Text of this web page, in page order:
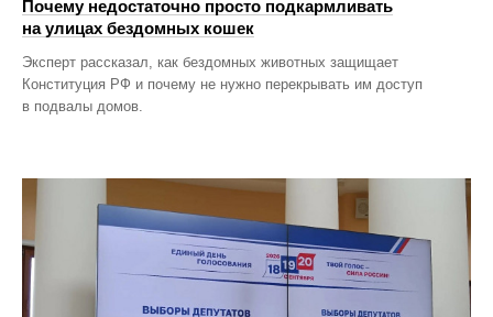
Почему недостаточно просто подкармливать
на улицах бездомных кошек
Эксперт рассказал, как бездомных животных защищает
Конституция РФ и почему не нужно перекрывать им доступ
в подвалы домов.